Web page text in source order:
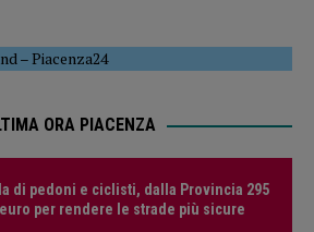
–Piacenza24
ORA PIACENZA
di pedoni e ciclisti, dalla Provincia 295
per rendere le strade più sicure